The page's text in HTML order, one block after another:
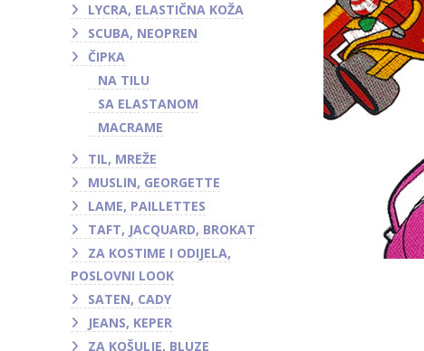
LYCRA, ELASTIČNA KOŽA
SCUBA, NEOPREN
ČIPKA
NA TILU
SA ELASTANOM
MACRAME
TIL, MREŽE
MUSLIN, GEORGETTE
LAME, PAILLETTES
TAFT, JACQUARD, BROKAT
ZA KOSTIME I ODIJELA,
POSLOVNI LOOK
SATEN, CADY
JEANS, KEPER
ZA KOŠULJE, BLUZE